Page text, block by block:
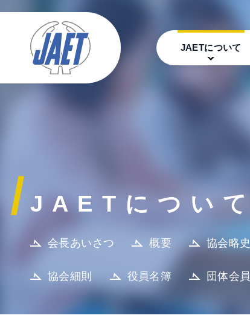
JAETについて
JAETについて
会長あいさつ 概要 協会略史
協会細則 役員名簿 団体会員